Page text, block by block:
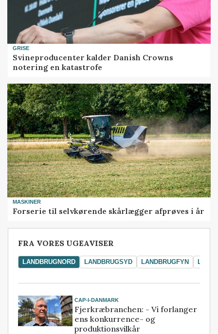
GRISE
Svineproducenter kalder Danish Crowns
notering en katastrofe
MASKINER
Forserie til selvkørende skårlægger afprøves i år
FRA VORES UGEAVISER
LANDBRUGNORD LANDBRUGSYD LANDBRUGFYN
CAP-I-DANMARK
Fjerkræbranchen: - Vi forlanger
ens konkurrence- og
produktionsvilkår